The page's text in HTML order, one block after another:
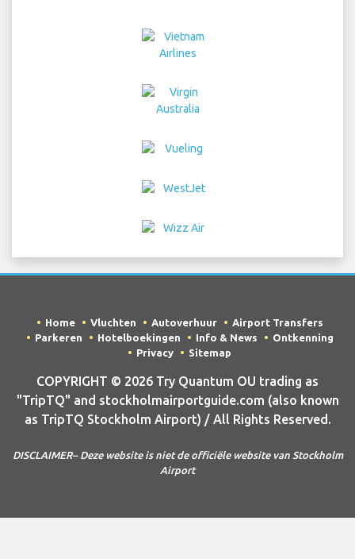
Home Vluchten Autoverhuur
Airport Transfers
Parkeren
Hotelboekingen Info & News
Ontkenning
Privacy
Sitemap
COPYRIGHT © 2026 Try Quantum OU trading as
"TripTQ" and stockholmairportguide.com (also known
as TripTQ Stockholm Airport) / All Rights Reserved.
DISCLAIMER– Deze website is niet de officiële website van Stockholm
Airport